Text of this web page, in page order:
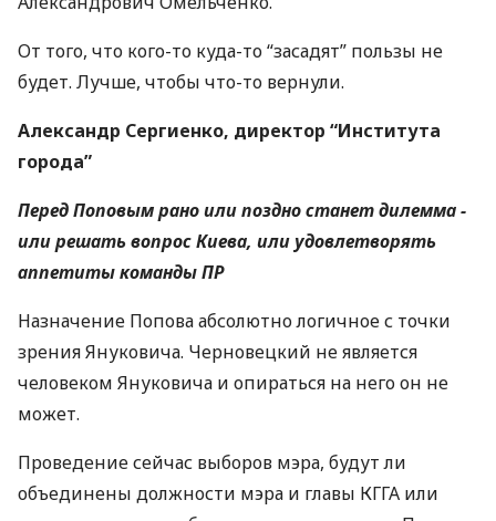
От того, что кого-то куда-то “засадят” пользы не
будет. Лучше, чтобы что-то вернули.
Александр Сергиенко, директор “Института
города”
Перед Поповым рано или поздно станет дилемма -
или решать вопрос Киева, или удовлетворять
аппетиты команды ПР
Назначение Попова абсолютно логичное с точки
зрения Януковича. Черновецкий не является
человеком Януковича и опираться на него он не
может.
Проведение сейчас выборов мэра, будут ли
объединены должности мэра и главы КГГА или